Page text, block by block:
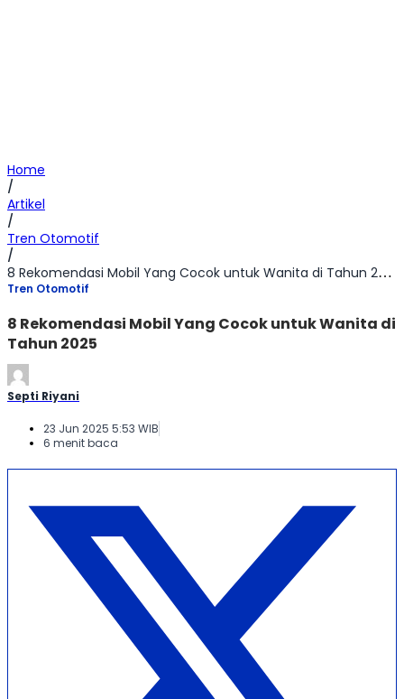
Home
/
Artikel
/
Tren Otomotif
/
8 Rekomendasi Mobil Yang Cocok untuk Wanita di Tahun 2025
Tren Otomotif
8 Rekomendasi Mobil Yang Cocok untuk Wanita di
Tahun 2025
Septi Riyani
23 Jun 2025 5:53 WIB
6 menit baca